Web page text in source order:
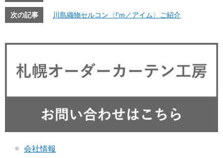
次の記事 川島織物セルコン〈!'m／アイム〉ご紹介
会社情報